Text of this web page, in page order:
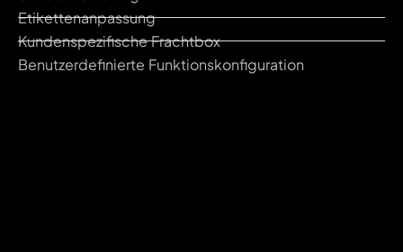
Etikettenanpassung
Kundenspezifische Frachtbox
Benutzerdefinierte Funktionskonfiguration